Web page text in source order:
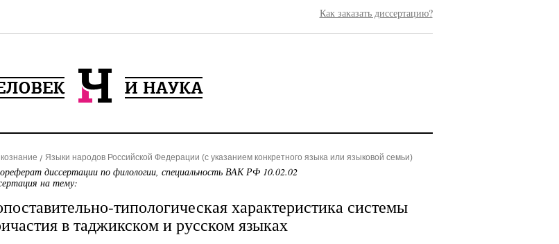
Как заказать диссертацию?
Языки народов Российской Федерации (с указанием конкретного языка или языковой семьи)
диссертации по филологии, специальность ВАК РФ 10.02.02
на тему:
типологическая характеристика системы
в таджикском и русском языках